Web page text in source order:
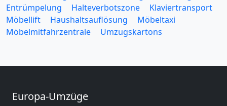
Entrümpelung
Halteverbotszone
Klaviertransport
Möbellift
Haushaltsauflösung
Möbeltaxi
Möbelmitfahrzentrale
Umzugskartons
Europa-Umzüge